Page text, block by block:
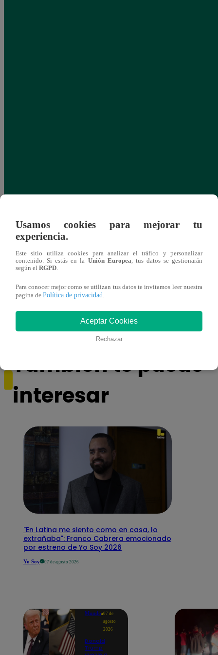
Josimar armó una tremenda fiesta de año
También te puede
interesar
"En Latina me siento como en casa, lo
extrañaba": Franco Cabrera emocionado
por estreno de Yo Soy 2026
Yo Soy 07 de agosto 2026
Mundo 07 de
agosto
2026
Donald
Trump
Usamos cookies para mejorar tu
experiencia.
Este sitio utiliza cookies para analizar el tráfico y personalizar
contenido. Si estás en la Unión Europea , tus datos se gestionarán
según el RGPD
Para conocer mejor como se utilizan tus datos te invitamos leer nuestra
pagina de Política de privacidad
Aceptar Cookies
Rechazar